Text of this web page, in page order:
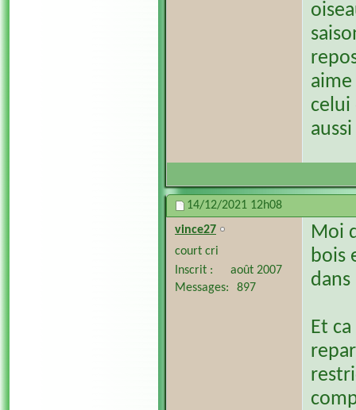
celui
14/12/2021 12h08
vince27
court cri
Inscrit
août 2007
Messages
897
Moi
bois
Et